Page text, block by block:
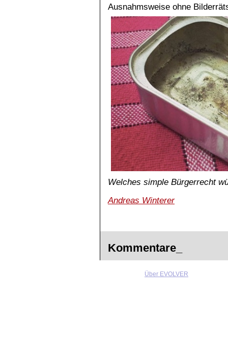
Ausnahmsweise ohne
Welches simple Bürgerrecht
Andreas Winterer
Kommentare_
Über EVOLVER